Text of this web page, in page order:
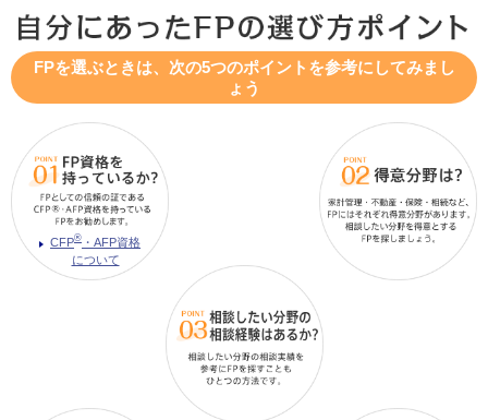
FPを選ぶときは、次の5つのポイントを参考にしてみまし
ょう
CFP® ・AFP資格
について